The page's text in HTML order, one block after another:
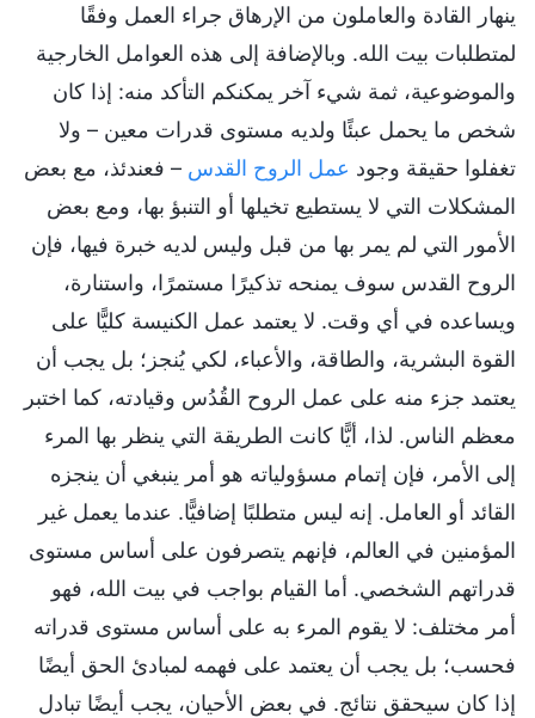
ينهار القادة والعاملون من الإرهاق جراء العمل وفقًا
لمتطلبات بيت الله. وبالإضافة إلى هذه العوامل الخارجية
والموضوعية، ثمة شيء آخر يمكنكم التأكد منه: إذا كان
شخص ما يحمل عبئًا ولديه مستوى قدرات معين – ولا
تغفلوا حقيقة وجود عمل الروح القدس – فعندئذ، مع بعض
المشكلات التي لا يستطيع تخيلها أو التنبؤ بها، ومع بعض
الأمور التي لم يمر بها من قبل وليس لديه خبرة فيها، فإن
الروح القدس سوف يمنحه تذكيرًا مستمرًا، واستنارة،
ويساعده في أي وقت. لا يعتمد عمل الكنيسة كليًّا على
القوة البشرية، والطاقة، والأعباء، لكي يُنجز؛ بل يجب أن
يعتمد جزء منه على عمل الروح القُدُس وقيادته، كما اختبر
معظم الناس. لذا، أيًّا كانت الطريقة التي ينظر بها المرء
إلى الأمر، فإن إتمام مسؤولياته هو أمر ينبغي أن ينجزه
القائد أو العامل. إنه ليس متطلبًا إضافيًّا. عندما يعمل غير
المؤمنين في العالم، فإنهم يتصرفون على أساس مستوى
قدراتهم الشخصي. أما القيام بواجب في بيت الله، فهو
أمر مختلف: لا يقوم المرء به على أساس مستوى قدراته
فحسب؛ بل يجب أن يعتمد على فهمه لمبادئ الحق أيضًا
إذا كان سيحقق نتائج. في بعض الأحيان، يجب أيضًا تبادل